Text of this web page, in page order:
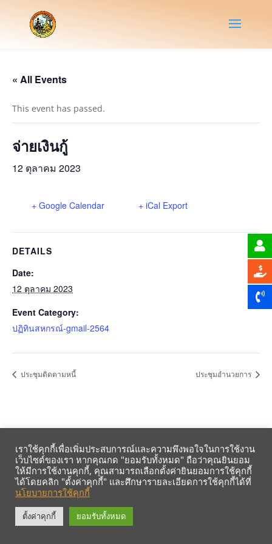
« All Events
This event has passed.
จ่ายเงินกู้
12 ตุลาคม 2023
+ Google Calendar + iCal Export
DETAILS
Date:
12 ตุลาคม 2023
Event Category:
ปฏิทินสหกรณ์-gmail-2564
ประชุมติดตามหนี้ ประชุมอำนวยการ
รับข้อมูลข่าวสารจากสหกรณ์ฯ ผ่าน LINE ก่อนใคร คลิก!
เราใช้คุกกี้เพื่อเพิ่มประสบการณ์และความพึงพอใจในการใช้งาน
เว็บไซต์ของเรา หากคุณกด "ยอมรับทั้งหมด" ถือว่าคุณยินยอม
ให้มีการใช้งานคุกกี้, คุณสามารถเลือกตั้งค่ายินยอมการใช้คุกกี้
ได้โดยคลิก "ตั้งค่าคุกกี้" และศึกษารายละเอียดการใช้คุกกี้ได้ที่
นโยบายการใช้คุกกี้
ตั้งค่าคุกกี้ ยอมรับทั้งหมด